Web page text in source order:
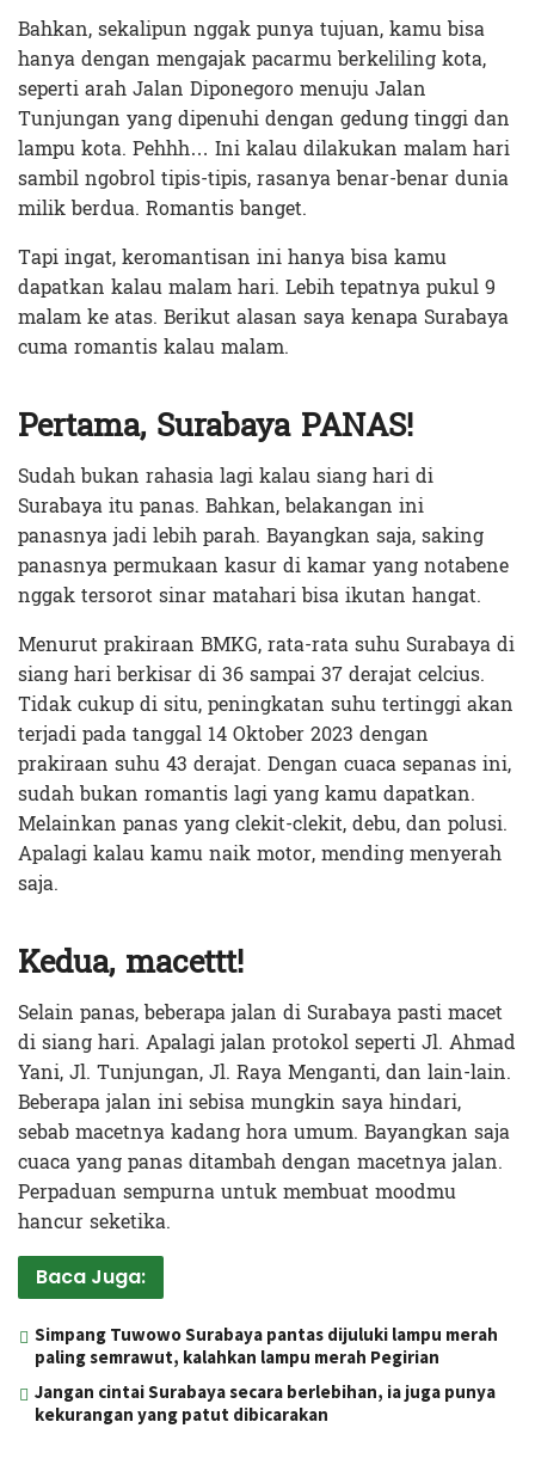
Bahkan, sekalipun nggak punya tujuan, kamu bisa
hanya dengan mengajak pacarmu berkeliling kota,
seperti arah Jalan Diponegoro menuju Jalan
Tunjungan yang dipenuhi dengan gedung tinggi dan
lampu kota. Pehhh… Ini kalau dilakukan malam hari
sambil ngobrol tipis-tipis, rasanya benar-benar dunia
milik berdua. Romantis banget.
Tapi ingat, keromantisan ini hanya bisa kamu
dapatkan kalau malam hari. Lebih tepatnya pukul 9
malam ke atas. Berikut alasan saya kenapa Surabaya
cuma romantis kalau malam.
Pertama, Surabaya PANAS!
Sudah bukan rahasia lagi kalau siang hari di
Surabaya itu panas. Bahkan, belakangan ini
panasnya jadi lebih parah. Bayangkan saja, saking
panasnya permukaan kasur di kamar yang notabene
nggak tersorot sinar matahari bisa ikutan hangat.
Menurut prakiraan BMKG, rata-rata suhu Surabaya di
siang hari berkisar di 36 sampai 37 derajat celcius.
Tidak cukup di situ, peningkatan suhu tertinggi akan
terjadi pada tanggal 14 Oktober 2023 dengan
prakiraan suhu 43 derajat. Dengan cuaca sepanas ini,
sudah bukan romantis lagi yang kamu dapatkan.
Melainkan panas yang clekit-clekit, debu, dan polusi.
Apalagi kalau kamu naik motor, mending menyerah
saja.
Kedua, macettt!
Selain panas, beberapa jalan di Surabaya pasti macet
di siang hari. Apalagi jalan protokol seperti Jl. Ahmad
Yani, Jl. Tunjungan, Jl. Raya Menganti, dan lain-lain.
Beberapa jalan ini sebisa mungkin saya hindari,
sebab macetnya kadang hora umum. Bayangkan saja
cuaca yang panas ditambah dengan macetnya jalan.
Perpaduan sempurna untuk membuat moodmu
hancur seketika.
Baca Juga:
Simpang Tuwowo Surabaya pantas dijuluki lampu merah
paling semrawut, kalahkan lampu merah Pegirian
Jangan cintai Surabaya secara berlebihan, ia juga punya
kekurangan yang patut dibicarakan